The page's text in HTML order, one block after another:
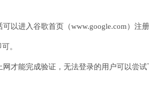
以进入谷歌首页（www.google.com）注册
。
才能完成验证，无法登录的用户可以尝试